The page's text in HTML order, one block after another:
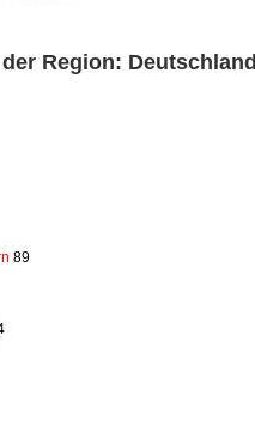
Region: Deutschland
89